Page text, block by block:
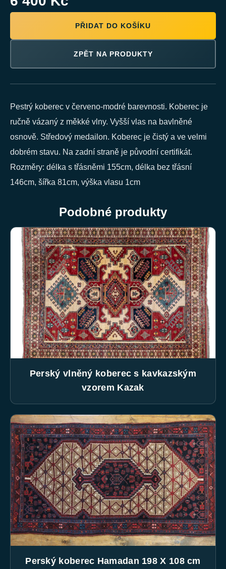
PŘIDAT DO KOŠÍKU
ZPĚT NA PRODUKTY
Pestrý koberec v červeno-modré barevnosti. Koberec je
ručně vázaný z měkké vlny. Vyšší vlas na bavlněné
osnově. Středový medailon. Koberec je čistý a ve velmi
dobrém stavu. Na zadní straně je původní certifikát.
Rozměry: délka s třásněmi 155cm, délka bez třásní
146cm, šířka 81cm, výška vlasu 1cm
Podobné produkty
Perský vlněný koberec s kavkazským
vzorem Kazak
Perský koberec Hamadan 198 X 108 cm